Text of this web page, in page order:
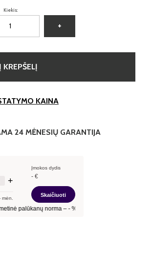
Kiekis:
+
Į KREPŠELĮ
KAINA
24 MĖNESIŲ GARANTIJA